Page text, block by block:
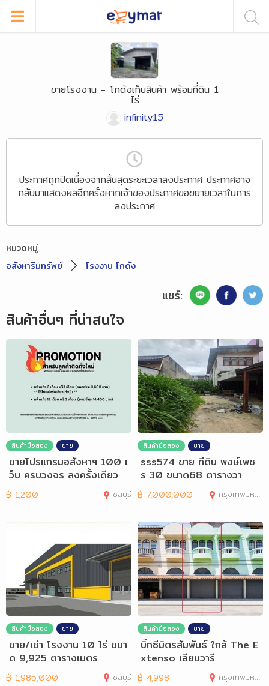
ขายโรงงาน - โกดังเก็บสินค้า พร้อมที่ดิน 1
ไร่
infinity15
ประกาศถูกปิดเนื่องจากสิ้นสุดระยะเวลาลงประกาศ ประกาศอาจ
กลับมาแสดงผลอีกครั้งหากเจ้าของประกาศขอขยายเวลาในการ
ลงประกาศ
หมวดหมู่
อสังหาริมทรัพย์
โรงงาน โกดัง
แชร์:
สินค้าอื่นๆ ที่น่าสนใจ
สินค้ามือสอง ขาย
ขายโปรแกรมอสังหาฯ 100 เ
ว็บ ครบวงจร ลงครั้งเดียว
฿ 1,200 ชลบุรี
สินค้ามือสอง ขาย
sss574 ขาย ที่ดิน พงษ์เพช
ร 30 ขนาด68 ตารางวา
฿ 7,000,000 กรุงเทพมหานคร
สินค้ามือสอง ขาย
ขาย/เช่า โรงงาน 10 ไร่ ขนา
ด 9,925 ตารางเมตร
฿ 1,985,000 ชลบุรี
สินค้ามือสอง ขาย
บิ๊กซีมิตรสัมพันธ์ ใกล้ The E
xtenso เลียบวารี
฿ 4,998 กรุงเทพมหานคร